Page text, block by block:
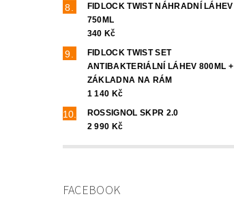
FIDLOCK TWIST NÁHRADNÍ LÁHEV
750ML
340 Kč
FIDLOCK TWIST SET
ANTIBAKTERIÁLNÍ LÁHEV 800ML +
ZÁKLADNA NA RÁM
1 140 Kč
ROSSIGNOL SKPR 2.0
2 990 Kč
FACEBOOK